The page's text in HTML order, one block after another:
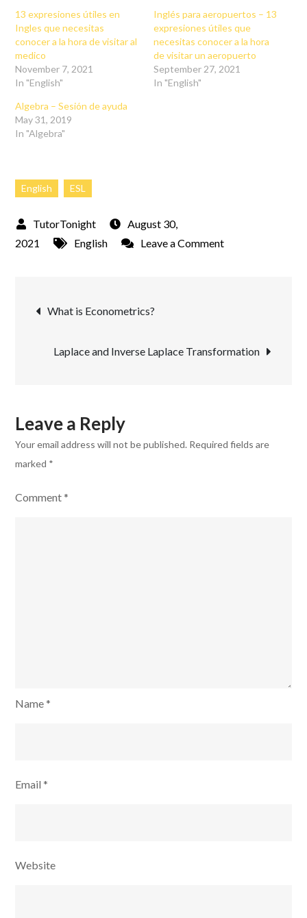
13 expresiones útiles en
Ingles que necesitas
conocer a la hora de visitar al
medico
November 7, 2021
In "English"
Inglés para aeropuertos – 13
expresiones útiles que
necesitas conocer a la hora
de visitar un aeropuerto
September 27, 2021
In "English"
Algebra – Sesión de ayuda
May 31, 2019
In "Algebra"
English ESL
August 30,
2021
English Leave a Commenton
saludar
Post
navigation
What is Econometrics?
Laplace and Inverse Laplace Transformation
Leave a Reply
Your email address will not be published. Required fields are
marked *
Comment*
Name*
Email*
Website